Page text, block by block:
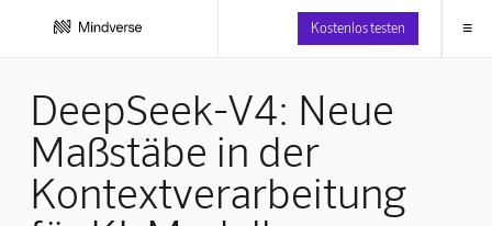
Kostenlos testen ≡
DeepSeek-V4: Neue
Maßstäbe in der
Kontextverarbeitung